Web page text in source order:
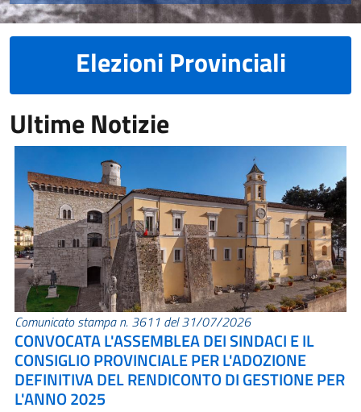
Elezioni Provinciali
Ultime Notizie
Comunicato stampa n. 3611 del 31/07/2026
CONVOCATA L'ASSEMBLEA DEI SINDACI E IL
CONSIGLIO PROVINCIALE PER L'ADOZIONE
DEFINITIVA DEL RENDICONTO DI GESTIONE PER
L'ANNO 2025